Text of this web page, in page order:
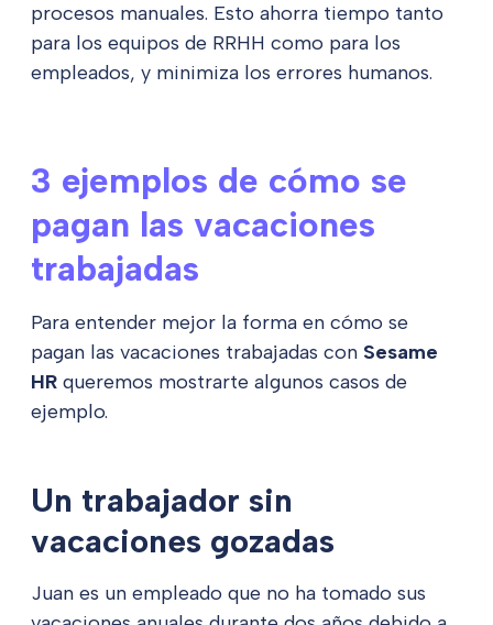
procesos manuales. Esto ahorra tiempo tanto
para los equipos de RRHH como para los
empleados, y minimiza los errores humanos.
3 ejemplos de cómo se
pagan las vacaciones
trabajadas
Para entender mejor la forma en cómo se
pagan las vacaciones trabajadas con Sesame
HR queremos mostrarte algunos casos de
ejemplo.
Un trabajador sin
vacaciones gozadas
Juan es un empleado que no ha tomado sus